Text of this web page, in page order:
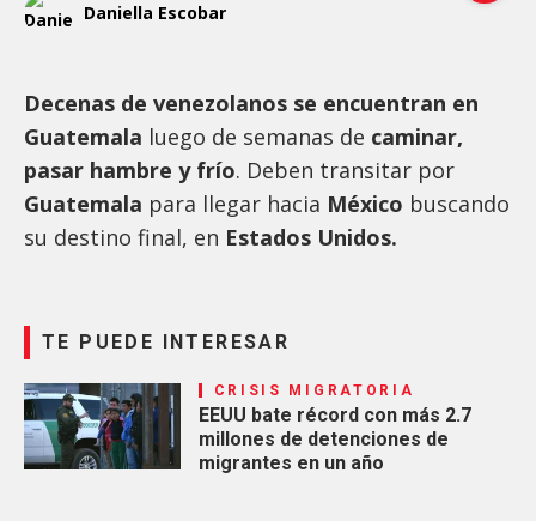
Daniella Escobar
Decenas de venezolanos se encuentran en
Guatemala luego de semanas de caminar,
pasar hambre y frío. Deben transitar por
Guatemala para llegar hacia México buscando
su destino final, en Estados Unidos.
TE PUEDE INTERESAR
CRISIS MIGRATORIA
EEUU bate récord con más 2.7
millones de detenciones de
migrantes en un año